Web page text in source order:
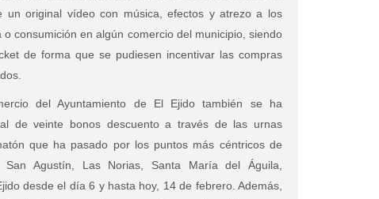
un original vídeo con música, efectos y atrezo a los
consumición en algún comercio del municipio, siendo
de forma que se pudiesen incentivar las compras
del Ayuntamiento de El Ejido también se ha
de veinte bonos descuento a través de las urnas
que ha pasado por los puntos más céntricos de
San Agustín, Las Norias, Santa María del Águila,
desde el día 6 y hasta hoy, 14 de febrero. Además,